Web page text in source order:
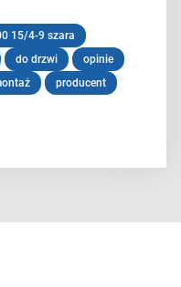
15/4-9 szara
do drzwi
opinie
producent